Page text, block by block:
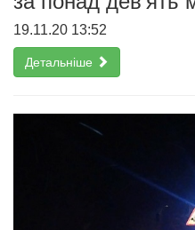
19.11.20 13:52
Детальніше